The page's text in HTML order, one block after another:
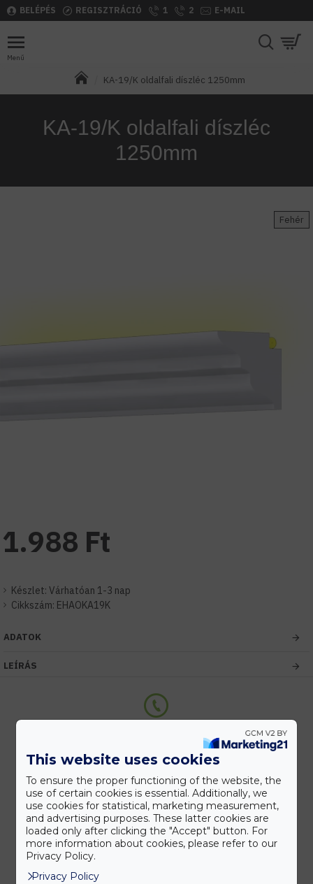
BELÉPÉS REGISZTRÁCIÓ 1 2 E-MAIL
KA-19/K oldalfali díszléc 1250mm
KA-19/K oldalfali díszléc
1250mm
Fehér
Készlet: Várhatóan 1-3 nap
Cikkszám: EHAOKA19K
1.988 Ft
ADATOK
LEÍRÁS
Vásárolj nagyobb mennyiségben és megadjuk a legjobb gyártói árakat.
Gyors kiszállítás
Készleten lévő termékeinket akár 24 órán belül megkaphatod!
This website uses cookies
To ensure the proper functioning of the website, the
use of certain cookies is essential. Additionally, we
use cookies for statistical, marketing measurement,
and advertising purposes. These latter cookies are
loaded only after clicking the "Accept" button. For
more information about cookies, please refer to our
Privacy Policy.
Privacy Policy